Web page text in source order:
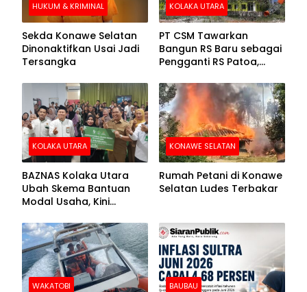
HUKUM & KRIMINAL
Sekda Konawe Selatan
Dinonaktifkan Usai Jadi
Tersangka
KOLAKA UTARA
PT CSM Tawarkan
Bangun RS Baru sebagai
Pengganti RS Patoa,
Kolut
KOLAKA UTARA
BAZNAS Kolaka Utara
Ubah Skema Bantuan
Modal Usaha, Kini
Barang Senilai Rp419,5
Juta
KONAWE SELATAN
Rumah Petani di Konawe
Selatan Ludes Terbakar
WAKATOBI BAUBAU